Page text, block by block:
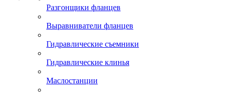
Разгонщики фланцев
Выравниватели фланцев
Гидравлические съемники
Гидравлические клинья
Маслостанции